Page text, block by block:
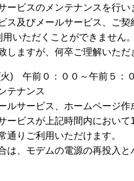
ービスのメンテナンスを行い
ス及びメールサービス、ご
用いただくことができません。
しますが、何卒ご理解いただ
) 午前０：００～午前５：
テナンス
ルサービス、ホームページ作
スが上記時間内において1
通りご利用いただけます。
モデムの電源の再投入と